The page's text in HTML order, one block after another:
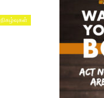
நிகழ்வுகள்